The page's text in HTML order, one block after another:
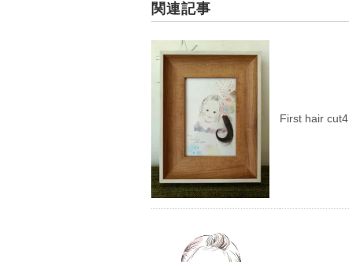
関連記事
First hair cut4